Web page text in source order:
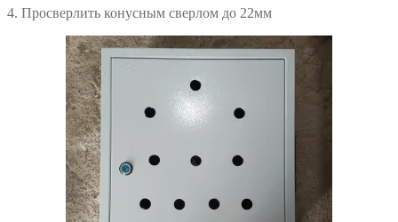
4. Просверлить конусным сверлом до 22мм